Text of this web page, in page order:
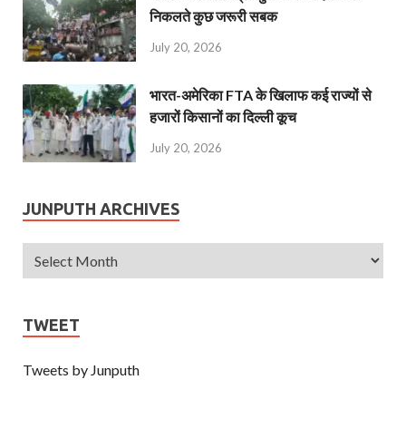
निकलते कुछ जरूरी सबक
July 20, 2026
भारत-अमेरिका FTA के खिलाफ कई राज्यों से
हजारों किसानों का दिल्ली कूच
July 20, 2026
JUNPUTH ARCHIVES
TWEET
Tweets by Junputh